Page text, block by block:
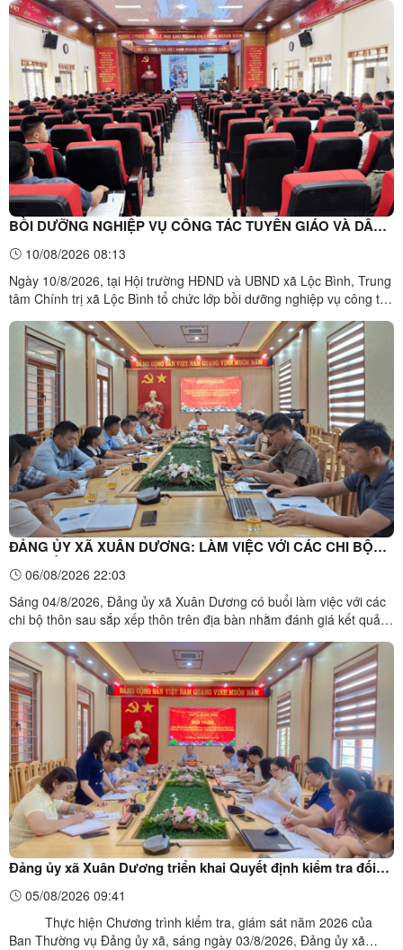
Dương. Đây là hoạt động nhằm thực hiện chỉ tiêu công tác Hội và
phong trào nông dân năm 2026 do Hội Nông dân tỉnh Lạng Sơn ...
BỒI DƯỠNG NGHIỆP VỤ CÔNG TÁC TUYÊN GIÁO VÀ DÂN
VẬN NĂM 2026
10/08/2026 08:13
Ngày 10/8/2026, tại Hội trường HĐND và UBND xã Lộc Bình, Trung
tâm Chính trị xã Lộc Bình tổ chức lớp bồi dưỡng nghiệp vụ công tác
viên Ban Công tác 35 và Tổ cộng tác viên Ban Công tác 35 của
Đảng ủy các xã: Lộc Bình, Thống Nhất, Mẫu ...
ĐẢNG ỦY XÃ XUÂN DƯƠNG: LÀM VIỆC VỚI CÁC CHI BỘ
SAU SẮP XẾP THÔN TRÊN ĐỊA BÀN XÃ
06/08/2026 22:03
Sáng 04/8/2026, Đảng ủy xã Xuân Dương có buổi làm việc với các
chi bộ thôn sau sắp xếp thôn trên địa bàn nhằm đánh giá kết quả
nhiệm vụ 4 tháng cuối năm 2026. Đồng chí Vi Văn Phong, Bí
thư Đảng ủy xã chủ trì buổi làm việc; dự ...
Đảng ủy xã Xuân Dương triển khai Quyết định kiểm tra đối
với các chi bộ trường học trên địa bàn xã
05/08/2026 09:41
Thực hiện Chương trình kiểm tra, giám sát năm 2026 của
Ban Thường vụ Đảng ủy xã, sáng ngày 03/8/2026, Đảng ủy xã